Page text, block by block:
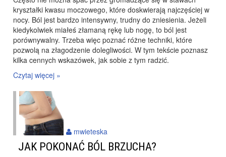
kryształki kwasu moczowego, które doskwierają najczęściej w
nocy. Ból jest bardzo intensywny, trudny do zniesienia. Jeżeli
kiedykolwiek miałeś złamaną rękę lub nogę, to ból jest
porównywalny. Trzeba więc poznać różne techniki, które
pozwolą na złagodzenie dolegliwości. W tym tekście poznasz
kilka cennych wskazówek, jak sobie z tym radzić.
Czytaj więcej »
JAK POKONAĆ BÓL BRZUCHA?
mwieteska